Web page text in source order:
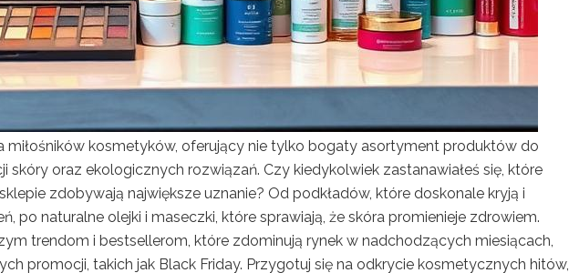
miłośników kosmetyków, oferujący nie tylko bogaty asortyment produktów do
skóry oraz ekologicznych rozwiązań. Czy kiedykolwiek zastanawiałeś się, które
zdobywają największe uznanie? Od podkładów, które doskonale kryją i
po naturalne olejki i maseczki, które sprawiają, że skóra promienieje zdrowiem.
trendom i bestsellerom, które zdominują rynek w nadchodzących miesiącach,
promocji, takich jak Black Friday. Przygotuj się na odkrycie kosmetycznych hitów,